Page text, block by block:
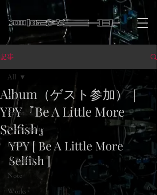
記事
All
Event
Discography
Profile
自主企画
Note
Works
All
Album（ゲスト参加）｜
YPY『Be A Little More
Selfish』
YPY [ Be A Little More
Selfish ]